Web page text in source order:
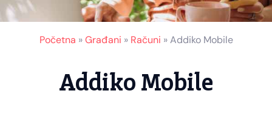
Početna »Građani » Računi »Addiko Mobile
Addiko Mobile